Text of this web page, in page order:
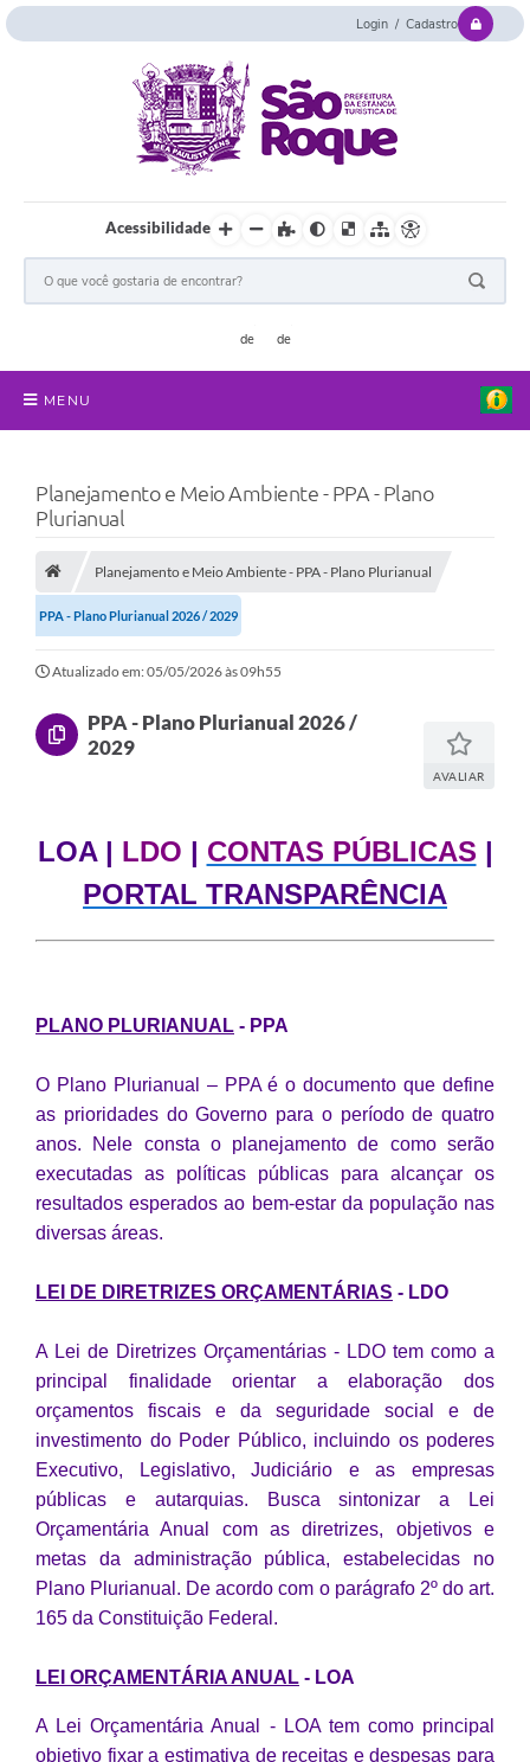
Login / Cadastro
Acessibilidade
MENU
Concurso e Seletivo
Atribuições
Transparência
Arvorômetro
Lista Telefônica
Audiência Pública
Conselhos Municipais
Cadastro de voluntários - Lei n° 5.205/21
Central de Serviço
Consulta Pública: Revisão Plano Diretor
Cronograma coleta de lixo e seletiva
Banco do Povo
Biblioteca
Bancos conveniados e serviços disponíveis
Bolsas de estudo da Escola Cooperativa
Departamento de Bem-Estar Social
Divisão de Rendas
Planejamento e Meio Ambiente - PPA - Plano
Plurianual
Planejamento e Meio Ambiente - PPA - Plano Plurianual
PPA - Plano Plurianual 2026 / 2029
Atualizado em: 05/05/2026 às 09h55
PPA - Plano Plurianual 2026 /
2029
AVALIAR
LOA | LDO | CONTAS PÚBLICAS |
PORTAL TRANSPARÊNCIA
PLANO PLURIANUAL - PPA
O Plano Plurianual – PPA é o documento que define
as prioridades do Governo para o período de quatro
anos. Nele consta o planejamento de como serão
executadas as políticas públicas para alcançar os
resultados esperados ao bem-estar da população nas
diversas áreas.
LEI DE DIRETRIZES ORÇAMENTÁRIAS - LDO
A Lei de Diretrizes Orçamentárias - LDO tem como a
principal finalidade orientar a elaboração dos
orçamentos fiscais e da seguridade social e de
investimento do Poder Público, incluindo os poderes
Executivo, Legislativo, Judiciário e as empresas
públicas e autarquias. Busca sintonizar a Lei
Orçamentária Anual com as diretrizes, objetivos e
metas da administração pública, estabelecidas no
Plano Plurianual. De acordo com o parágrafo 2º do art.
165 da Constituição Federal.
LEI ORÇAMENTÁRIA ANUAL - LOA
A Lei Orçamentária Anual - LOA tem como principal
objetivo fixar a estimativa de receitas e despesas para